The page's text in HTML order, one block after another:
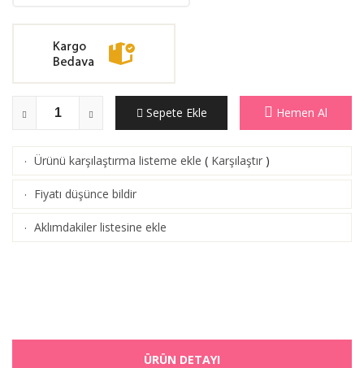
Sepete Ekle Hemen Al
· Ürünü karşılaştırma listeme ekle ( Karşılaştır )
· Fiyatı düşünce bildir
· Aklımdakiler listesine ekle
ÜRÜN DETAYI